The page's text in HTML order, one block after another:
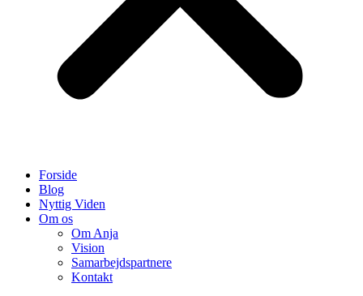
Forside
Blog
Nyttig Viden
Om os
Om Anja
Vision
Samarbejdspartnere
Kontakt